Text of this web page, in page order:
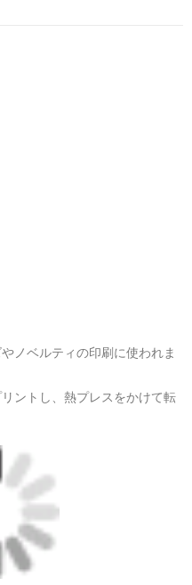
ノベルティの印刷に使われま
ントし、熱プレスをかけて転